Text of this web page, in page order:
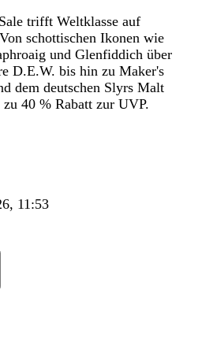
trifft Weltklasse auf
schottischen Ikonen wie
und Glenfiddich über
D.E.W. bis hin zu Maker's
dem deutschen Slyrs Malt
40 % Rabatt zur UVP.
11:53